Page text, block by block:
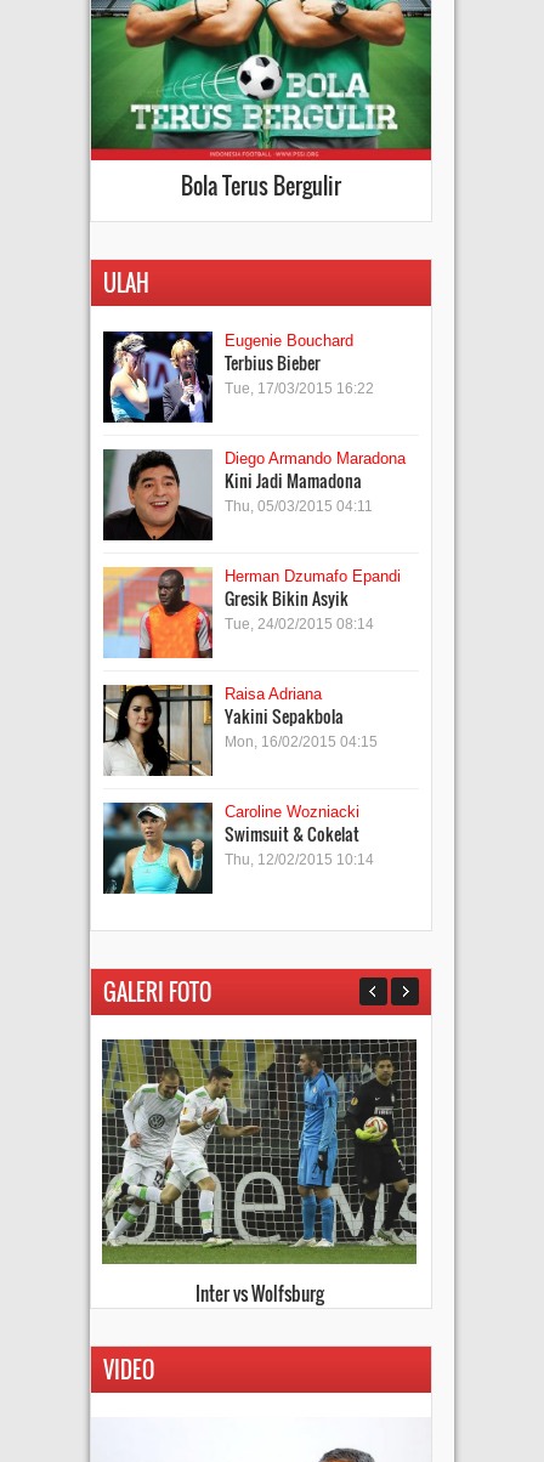
Bola Terus Bergulir
ULAH
Eugenie Bouchard
Terbius Bieber
Tue, 17/03/2015 16:22
Diego Armando Maradona
Kini Jadi Mamadona
Thu, 05/03/2015 04:11
Herman Dzumafo Epandi
Gresik Bikin Asyik
Tue, 24/02/2015 08:14
Raisa Adriana
Yakini Sepakbola
Mon, 16/02/2015 04:15
Caroline Wozniacki
Swimsuit & Cokelat
Thu, 12/02/2015 10:14
GALERI FOTO
Kiev vs Everton
VIDEO